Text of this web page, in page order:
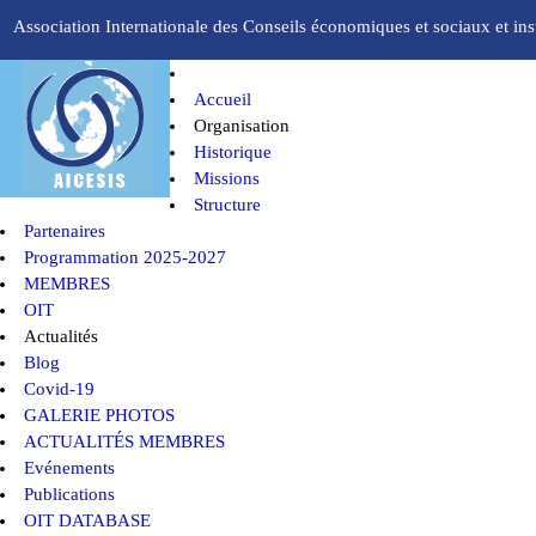
Association Internationale des Conseils économiques et sociaux et
Accueil
Organisation
Historique
Missions
Structure
Partenaires
Programmation 2025-2027
MEMBRES
OIT
Actualités
Blog
Covid-19
GALERIE PHOTOS
ACTUALITÉS MEMBRES
Evénements
Publications
OIT DATABASE